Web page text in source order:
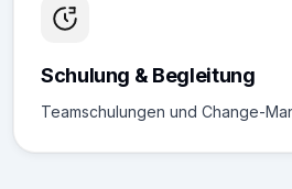
Schulung & Begleitung
Teamschulungen und Change-